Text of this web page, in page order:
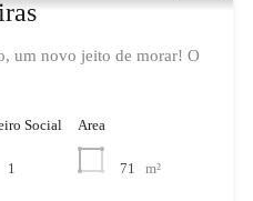
um novo jeito de morar! O
Social
1
Area
71 m²